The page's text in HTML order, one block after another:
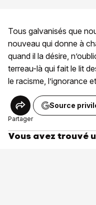
Tous galvanisés que
nouveau qui donne à
quand il la désire,
terreau-là qui fait le lit
le racisme, l’ignorance
Partager
Source
Vous avez trouvé